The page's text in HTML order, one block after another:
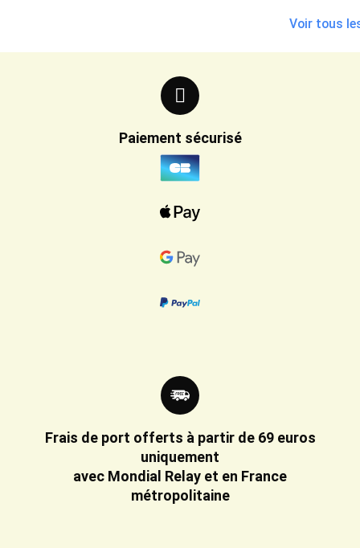
Voir tous
Paiement sécurisé
Frais de port offerts à partir de 69 euros
uniquement
avec Mondial Relay et en France
métropolitaine